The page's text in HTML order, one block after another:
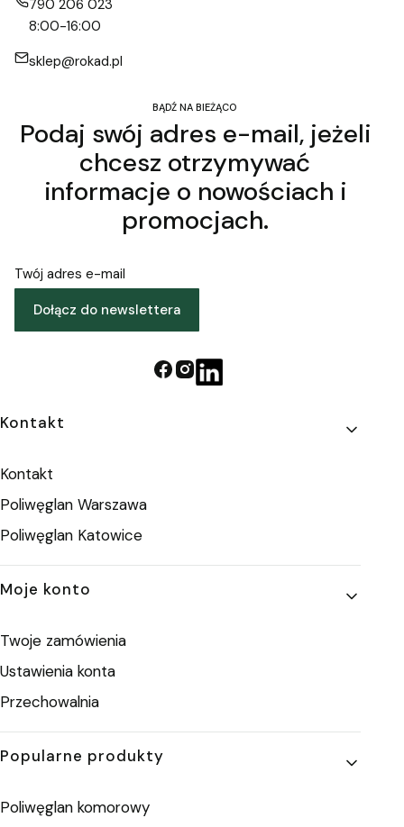
790 206 023
8:00-16:00
sklep@rokad.pl
BĄDŹ NA BIEŻĄCO
Podaj swój adres e-mail, jeżeli
chcesz otrzymywać
informacje o nowościach i
promocjach.
Twój adres e-mail
Dołącz do newslettera
Linki w stopce
Kontakt
Kontakt
Poliwęglan Warszawa
Poliwęglan Katowice
Moje konto
Twoje zamówienia
Ustawienia konta
Przechowalnia
Popularne produkty
Poliwęglan komorowy